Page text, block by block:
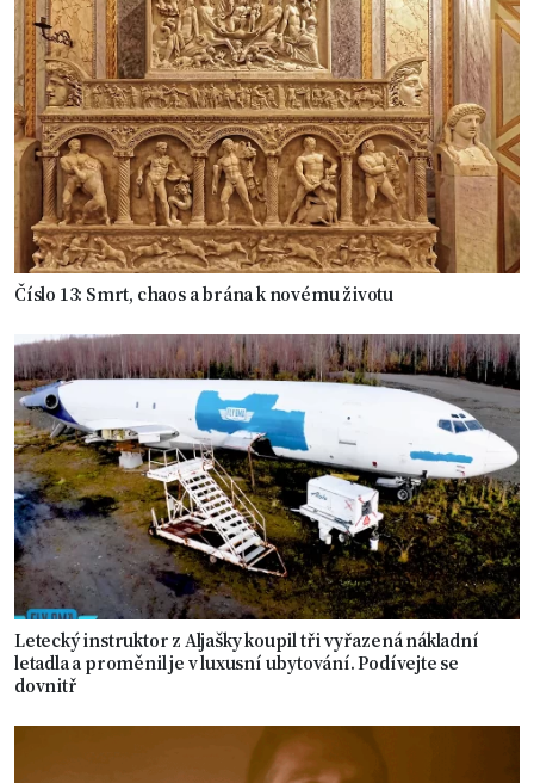
Číslo 13: Smrt, chaos a brána k novému životu
Letecký instruktor z Aljašky koupil tři vyřazená nákladní
letadla a proměnil je v luxusní ubytování. Podívejte se
dovnitř